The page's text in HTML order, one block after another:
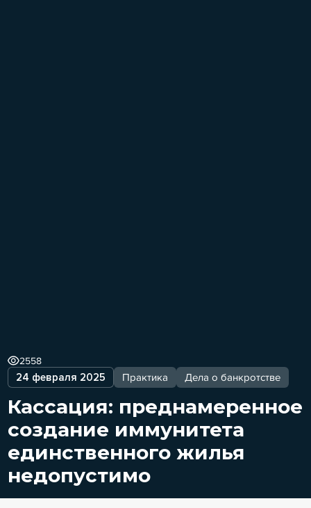
24 февраля 2025 Практика Дела о банкротстве
2558
Кассация: преднамеренное
создание иммунитета
единственного жилья
недопустимо